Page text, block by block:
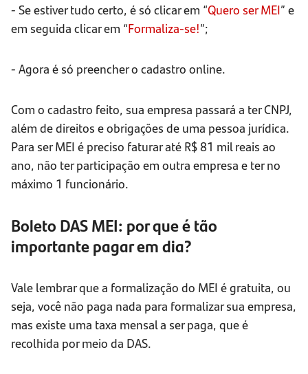
- Se estiver tudo certo, é só clicar em “Quero ser MEI” e
em seguida clicar em “Formaliza-se!”;
- Agora é só preencher o cadastro online.
Com o cadastro feito, sua empresa passará a ter CNPJ,
além de direitos e obrigações de uma pessoa jurídica.
Para ser MEI é preciso faturar até R$ 81 mil reais ao
ano, não ter participação em outra empresa e ter no
máximo 1 funcionário.
Boleto DAS MEI: por que é tão
importante pagar em dia?
Vale lembrar que a formalização do MEI é gratuita, ou
seja, você não paga nada para formalizar sua empresa,
mas existe uma taxa mensal a ser paga, que é
recolhida por meio da DAS.